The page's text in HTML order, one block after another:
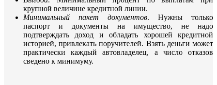
крупной величине кредитной линии.
Минимальный пакет документов. Нужны только
паспорт и документы на имущество, не надо
подтверждать доход и обладать хорошей кредитной
историей, привлекать поручителей. Взять деньги может
практически каждый автовладелец, а число отказов
сведено к минимуму.